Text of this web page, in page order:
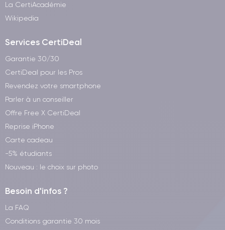
La CertiAcadémie
Wikipedia
Services CertiDeal
Garantie 30/30
CertiDeal pour les Pros
Revendez votre smartphone
Parler à un conseiller
Offre Free X CertiDeal
Reprise iPhone
Carte cadeau
-5% étudiants
Nouveau : le choix sur photo
Besoin d'infos ?
La FAQ
Conditions garantie 30 mois